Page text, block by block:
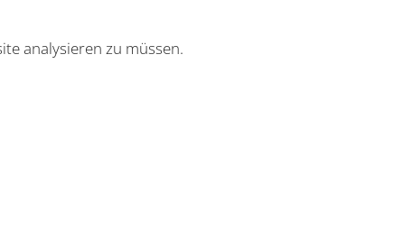
analysieren zu müssen.